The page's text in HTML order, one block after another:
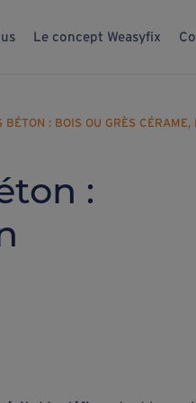
Le concept Weasyfix
BÉTON : BOIS OU GRÈS
: